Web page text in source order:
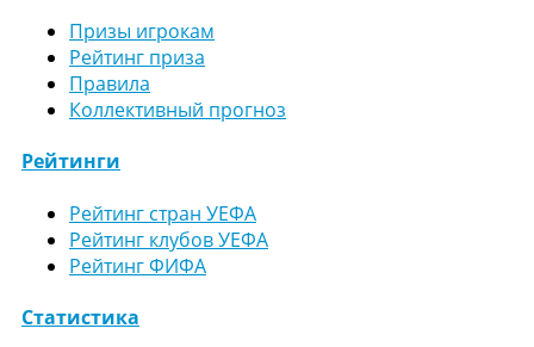
Призы игрокам
Рейтинг приза
Правила
Коллективный прогноз
Рейтинги
Рейтинг стран УЕФА
Рейтинг клубов УЕФА
Рейтинг ФИФА
Статистика